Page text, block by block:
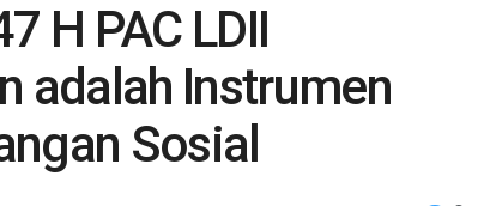
H PAC LDII
adalah Instrumen
Sosial